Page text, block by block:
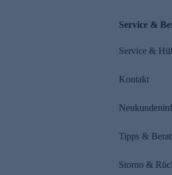
Service &
Service &
Kontakt
Tipps &
Storno &